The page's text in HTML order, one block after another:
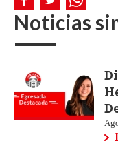
Noticias